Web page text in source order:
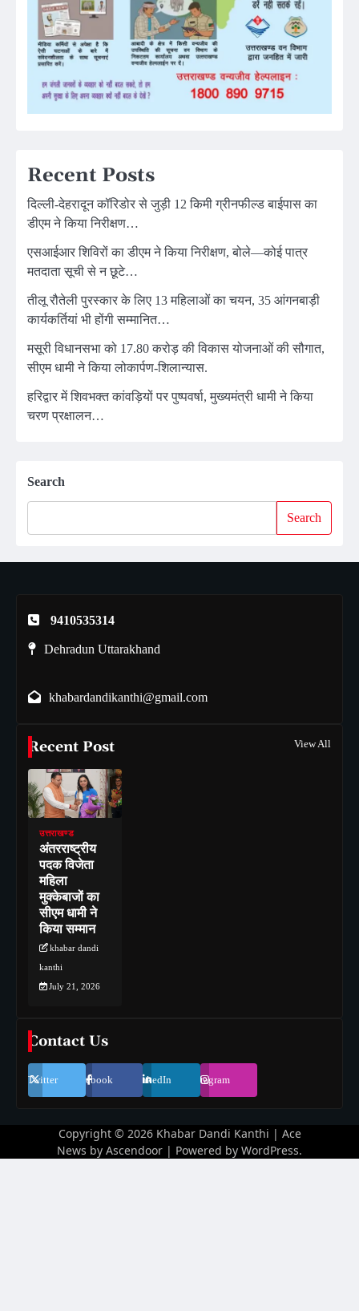
Recent Posts
दिल्ली-देहरादून कॉरिडोर से जुड़ी 12 किमी ग्रीनफील्ड बाईपास का
डीएम ने किया निरीक्षण…
एसआईआर शिविरों का डीएम ने किया निरीक्षण, बोले—कोई पात्र
मतदाता सूची से न छूटे…
तीलू रौतेली पुरस्कार के लिए 13 महिलाओं का चयन, 35 आंगनबाड़ी
कार्यकर्तियां भी होंगी सम्मानित…
मसूरी विधानसभा को 17.80 करोड़ की विकास योजनाओं की सौगात,
सीएम धामी ने किया लोकार्पण-शिलान्यास.
हरिद्वार में शिवभक्त कांवड़ियों पर पुष्पवर्षा, मुख्यमंत्री धामी ने किया
चरण प्रक्षालन…
Search
Search
9410535314
Dehradun Uttarakhand
khabardandikanthi@gmail.com
Recent Post View All
उत्तराखण्ड
अंतरराष्ट्रीय
पदक विजेता
महिला
मुक्केबाजों का
सीएम धामी ने
किया सम्मान
khabar dandi
kanthi
July 21, 2026
Contact Us
Twitter Facebook LinkedIn Instagram
Copyright © 2026 Khabar Dandi Kanthi | Ace
News by Ascendoor | Powered by WordPress.